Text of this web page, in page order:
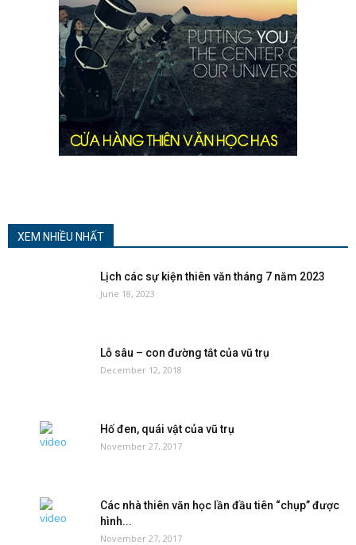
XEM NHIỀU NHẤT
Lịch các sự kiện thiên văn tháng 7 năm 2023
June 18, 2023
Lỗ sâu – con đường tắt của vũ trụ
December 12, 2018
Hố đen, quái vật của vũ trụ
November 27, 2017
Các nhà thiên văn học lần đầu tiên “chụp” được
hình...
November 27, 2017